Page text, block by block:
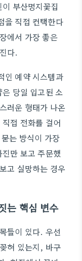
부산명지꽃집
을 직접 컨택한다
에서 가장 좋은
다.
인 예약 시스템과
당일 입고된 소
러운 형태가 나온
접 전화를 걸어
는 방식이 가장
만 보고 주문했
고 실망하는 경우
는 핵심 변수
들이 있다. 우선
혀 있는지, 바구